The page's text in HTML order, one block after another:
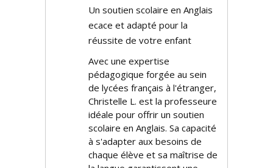
Un soutien scolaire en Anglais
efficace et adapté pour la
réussite de votre enfant
Avec une expertise
pédagogique forgée au sein
de lycées français à l'étranger,
Christelle L. est la professeure
idéale pour offrir un soutien
scolaire en Anglais. Sa capacité
à s'adapter aux besoins de
chaque élève et sa maîtrise de